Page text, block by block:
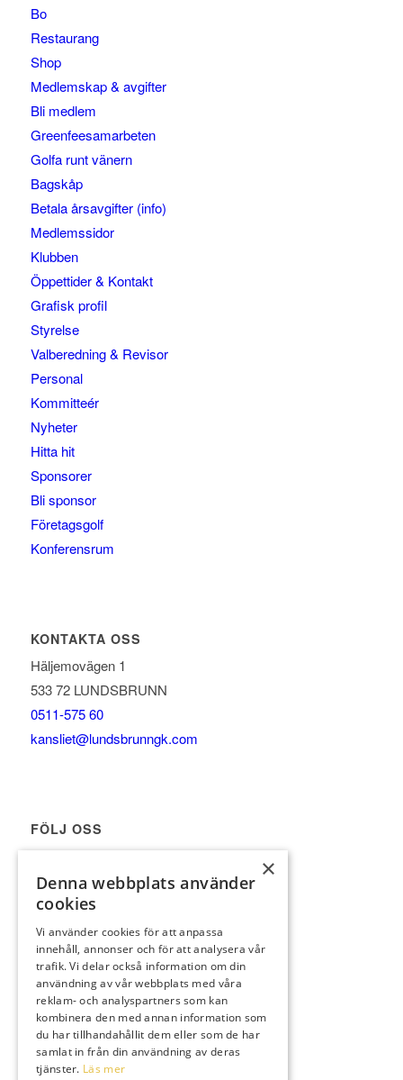
Bo
Restaurang
Shop
Medlemskap & avgifter
Bli medlem
Greenfeesamarbeten
Golfa runt vänern
Bagskåp
Betala årsavgifter (info)
Medlemssidor
Klubben
Öppettider & Kontakt
Grafisk profil
Styrelse
Valberedning & Revisor
Personal
Kommitteér
Nyheter
Hitta hit
Sponsorer
Bli sponsor
Företagsgolf
Konferensrum
KONTAKTA OSS
Häljemovägen 1
533 72 LUNDSBRUNN
0511-575 60
kansliet@lundsbrunngk.com
FÖLJ OSS
×
Denna webbplats använder
cookies
Vi använder cookies för att anpassa
innehåll, annonser och för att analysera vår
trafik. Vi delar också information om din
användning av vår webbplats med våra
reklam- och analyspartners som kan
kombinera den med annan information som
du har tillhandahållit dem eller som de har
samlat in från din användning av deras
tjänster. Läs mer